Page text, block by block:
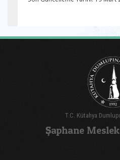
T.C. Kütahya
Şaphane